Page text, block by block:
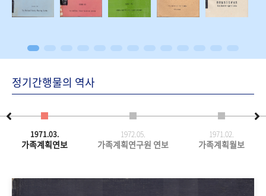
정기간행물의 역사
1971.03.
가족계획연보
1972.05.
가족계획연구원 연보
1971.02.
가족계획월보